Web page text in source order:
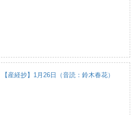
【産経抄】1月26日（音読：鈴木春花）